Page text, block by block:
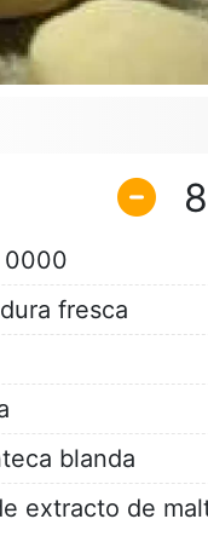
8
0000
fresca
blanda
extracto de